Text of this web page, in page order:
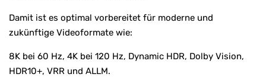
Damit ist es optimal vorbereitet für moderne und
zukünftige Videoformate wie:
8K bei 60 Hz, 4K bei 120 Hz, Dynamic HDR, Dolby Vision,
HDR10+, VRR und ALLM.